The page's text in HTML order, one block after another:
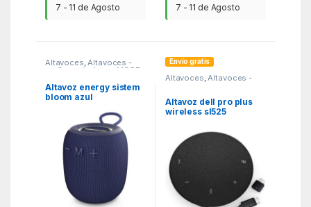
7 - 11 de Agosto
7 - 11 de Agosto
Altavoces,Altavoces -
mp3 y auriculares MGSR
Altavoz energy sistem
bloom azul
Envío gratis
Altavoces,Altavoces -
Altavoz dell pro plus
wireless sl525